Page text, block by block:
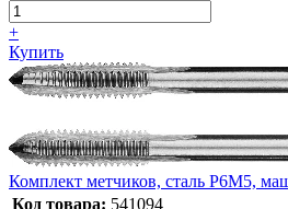
+
Купить
Комплект метчиков, сталь Р6М5,
Код товара: 541094